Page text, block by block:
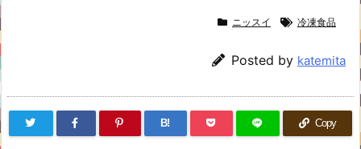
ニッスイ 冷凍食品
Posted by katemita
B! Copy